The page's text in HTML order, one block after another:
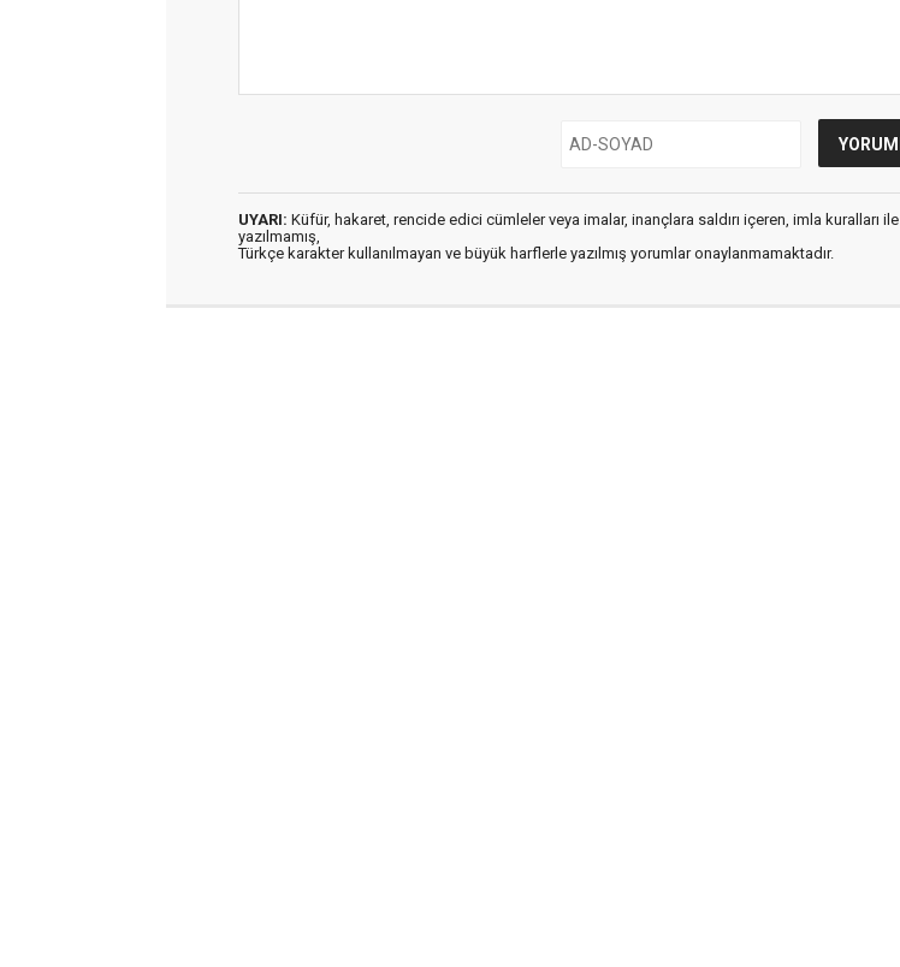
UYARI: Küfür, hakaret, rencide edici cümleler veya imalar, inançlara saldırı içeren, imla kuralları ile
yazılmamış,
Türkçe karakter kullanılmayan ve büyük harflerle yazılmış yorumlar onaylanmamaktadır.